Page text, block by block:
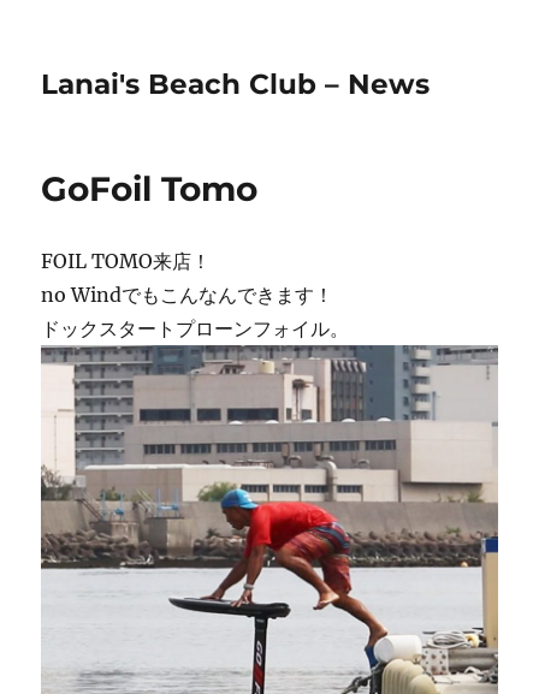
Lanai's Beach Club – News
GoFoil Tomo
FOIL TOMO来店！
no Windでもこんなんできます！
ドックスタートプローンフォイル。